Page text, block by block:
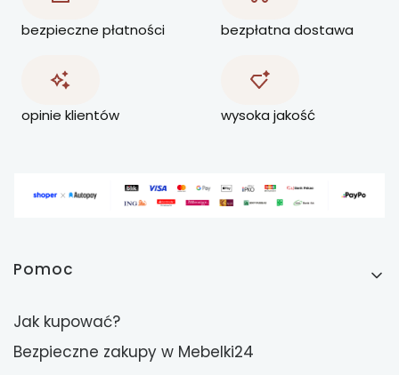
bezpieczne płatności bezpłatna dostawa
opinie klientów wysoka jakość
Linki w stopce
Pomoc
Jak kupować?
Bezpieczne zakupy w Mebelki24